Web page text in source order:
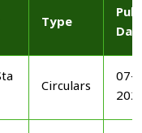
Type
Circulars
07-